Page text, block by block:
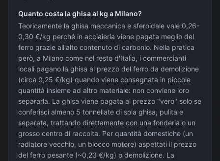
Quanto costa la ghisa al kg a Milano?
Teoricamente la ghisa meccanica e sferoidale vale 0,26-
0,30 €/kg perché in acciaieria viene pagata meglio del
ferro grazie all'alto contenuto di carbonio. Nella pratica
però, a Milano come nel resto d'Italia, i commercianti
locali pagano la ghisa al prezzo del ferro da demolizione
(circa 0,25 €/kg) quando viene consegnata in piccole
quantità insieme ad altro materiale: non conviene loro
separarla. La ghisa viene pagata al prezzo "vero" solo se
conferisci almeno 5 tonnellate di sola ghisa, pulita e
separata, trattando direttamente con una fonderia o un
grosso centro di raccolta. Per quantità domestiche (un
radiatore vecchio, un blocco motore) aspettati il prezzo
del ferro pesante (~0,23 €/kg) o demolizione. La